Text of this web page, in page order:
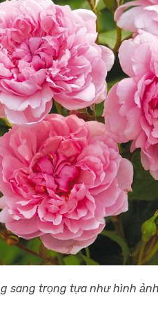
sang trọng tựa như hình